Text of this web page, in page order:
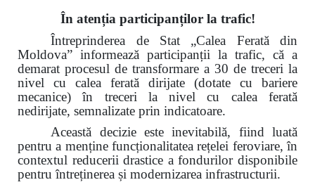
În atenția participanților la trafic!
Întreprinderea de Stat „Calea Ferată din
Moldova” informează participanții la trafic, că a
demarat procesul de transformare a 30 de treceri la
nivel cu calea ferată dirijate (dotate cu bariere
mecanice) în treceri la nivel cu calea ferată
nedirijate, semnalizate prin indicatoare.
Această decizie este inevitabilă, fiind luată
pentru a menține funcționalitatea rețelei feroviare, în
contextul reducerii drastice a fondurilor disponibile
pentru întreținerea și modernizarea infrastructurii.